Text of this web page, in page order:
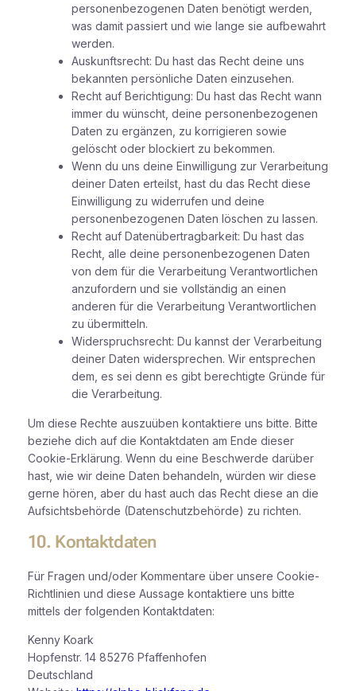
personenbezogenen Daten benötigt werden,
was damit passiert und wie lange sie aufbewahrt
werden.
Auskunftsrecht: Du hast das Recht deine uns
bekannten persönliche Daten einzusehen.
Recht auf Berichtigung: Du hast das Recht wann
immer du wünscht, deine personenbezogenen
Daten zu ergänzen, zu korrigieren sowie
gelöscht oder blockiert zu bekommen.
Wenn du uns deine Einwilligung zur Verarbeitung
deiner Daten erteilst, hast du das Recht diese
Einwilligung zu widerrufen und deine
personenbezogenen Daten löschen zu lassen.
Recht auf Datenübertragbarkeit: Du hast das
Recht, alle deine personenbezogenen Daten
von dem für die Verarbeitung Verantwortlichen
anzufordern und sie vollständig an einen
anderen für die Verarbeitung Verantwortlichen
zu übermitteln.
Widerspruchsrecht: Du kannst der Verarbeitung
deiner Daten widersprechen. Wir entsprechen
dem, es sei denn es gibt berechtigte Gründe für
die Verarbeitung.
Um diese Rechte auszuüben kontaktiere uns bitte. Bitte
beziehe dich auf die Kontaktdaten am Ende dieser
Cookie-Erklärung. Wenn du eine Beschwerde darüber
hast, wie wir deine Daten behandeln, würden wir diese
gerne hören, aber du hast auch das Recht diese an die
Aufsichtsbehörde (Datenschutzbehörde) zu richten.
10. Kontaktdaten
Für Fragen und/oder Kommentare über unsere Cookie-
Richtlinien und diese Aussage kontaktiere uns bitte
mittels der folgenden Kontaktdaten:
Kenny Koark
Hopfenstr. 14 85276 Pfaffenhofen
Deutschland